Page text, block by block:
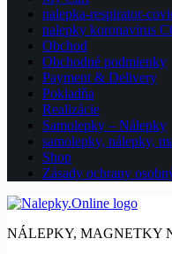
nalepka-respirator-
nalepky koronavirus
Obchod
Obchodné podmienky
Payment & Delivery
Pokladňa
Realizácie
Samolepky – Nálepky
samolepky, nálepky,
Shop
Zásady ochrany
NÁLEPKY, MAGNETKY